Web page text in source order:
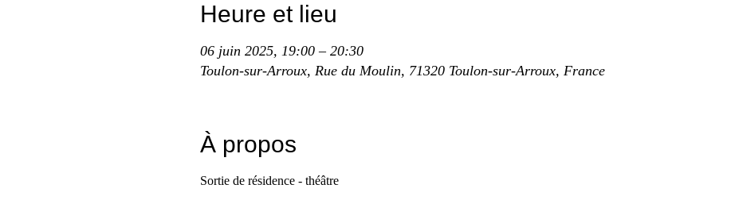
Heure et lieu
06 juin 2025, 19:00 – 20:30
Toulon-sur-Arroux, Rue du Moulin, 71320 Toulon-sur-Arroux, France
À propos
Sortie de résidence - théâtre